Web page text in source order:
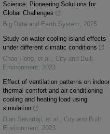
Science: Pioneering Solutions for
Global Challenges
Big Data and Earth System, 2025
Study on water cooling island effects
under different climatic conditions
Chao Hong, et al. , City and Built
Environment, 2023
Effect of ventilation patterns on indoor
thermal comfort and air-conditioning
cooling and heating load using
simulation
Dian Sekartaji, et al. , City and Built
Environment, 2023